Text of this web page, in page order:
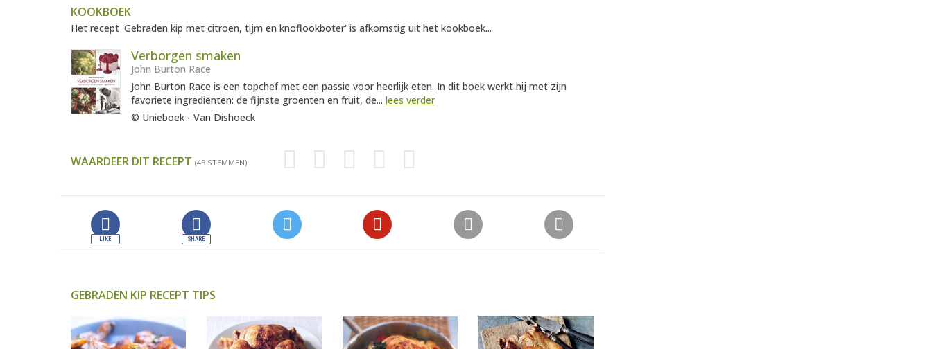
KOOKBOEK
Het recept 'Gebraden kip met citroen, tijm en knoflookboter' is afkomstig uit het kookboek...
Verborgen smaken
John Burton Race
John Burton Race is een topchef met een passie voor heerlijk eten. In dit boek werkt hij met zijn
favoriete ingrediënten: de fijnste groenten en fruit, de... lees verder
© Unieboek - Van Dishoeck
WAARDEER DIT RECEPT (45 STEMMEN)
GEBRADEN KIP RECEPT TIPS